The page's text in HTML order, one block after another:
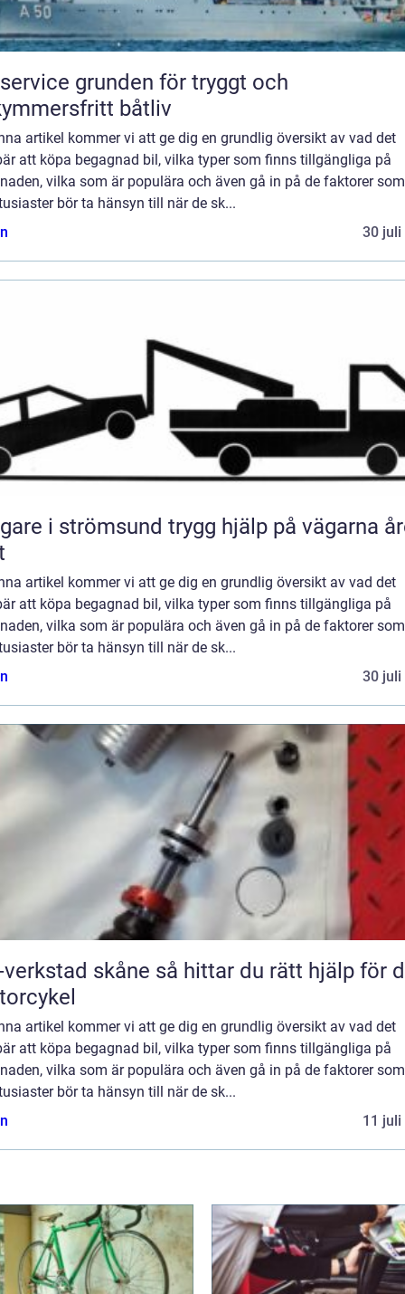
för tryggt och
båtliv
artikel kommer vi att ge dig en grundlig översikt av vad det
att köpa begagnad bil, vilka typer som finns tillgängliga på
vilka som är populära och även gå in på de faktorer som
bör ta hänsyn till när de sk...
30 juli
strömsund trygg hjälp på vägarna året
artikel kommer vi att ge dig en grundlig översikt av vad det
att köpa begagnad bil, vilka typer som finns tillgängliga på
vilka som är populära och även gå in på de faktorer som
bör ta hänsyn till när de sk...
30 juli
skåne så hittar du rätt hjälp för din
artikel kommer vi att ge dig en grundlig översikt av vad det
att köpa begagnad bil, vilka typer som finns tillgängliga på
vilka som är populära och även gå in på de faktorer som
bör ta hänsyn till när de sk...
11 juli